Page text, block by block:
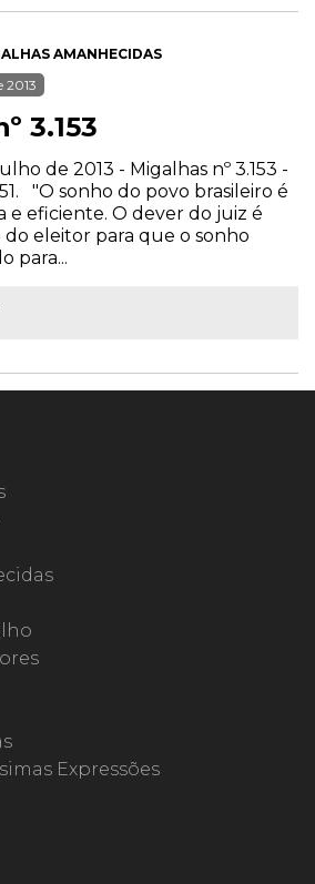
AMANHECIDAS
2013
3.153
de 2013 - Migalhas nº 3.153 -
"O sonho do povo brasileiro é
e eficiente. O dever do juiz é
eleitor para que o sonho
para...
Expressões